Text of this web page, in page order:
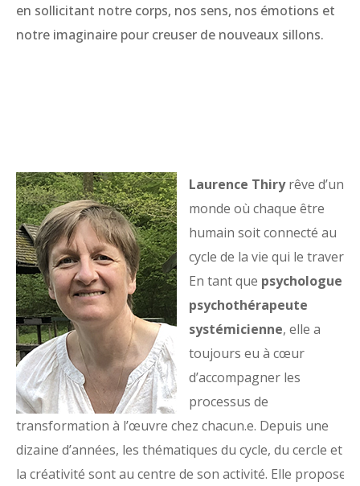
en sollicitant notre corps, nos sens, nos émotions et
notre imaginaire pour creuser de nouveaux sillons.
Laurence Thiryrêve d’un
monde où chaque être
humain soit connecté au
cycle de la vie qui le traverse.
En tant que psychologue
psychothérapeute
systémicienne, elle a
toujours eu à cœur
d’accompagner les
processus de
transformation à l’œuvre chez chacun.e. Depuis une
dizaine d’années, les thématiques du cycle, du cercle et de
la créativité sont au centre de son activité. Elle propose